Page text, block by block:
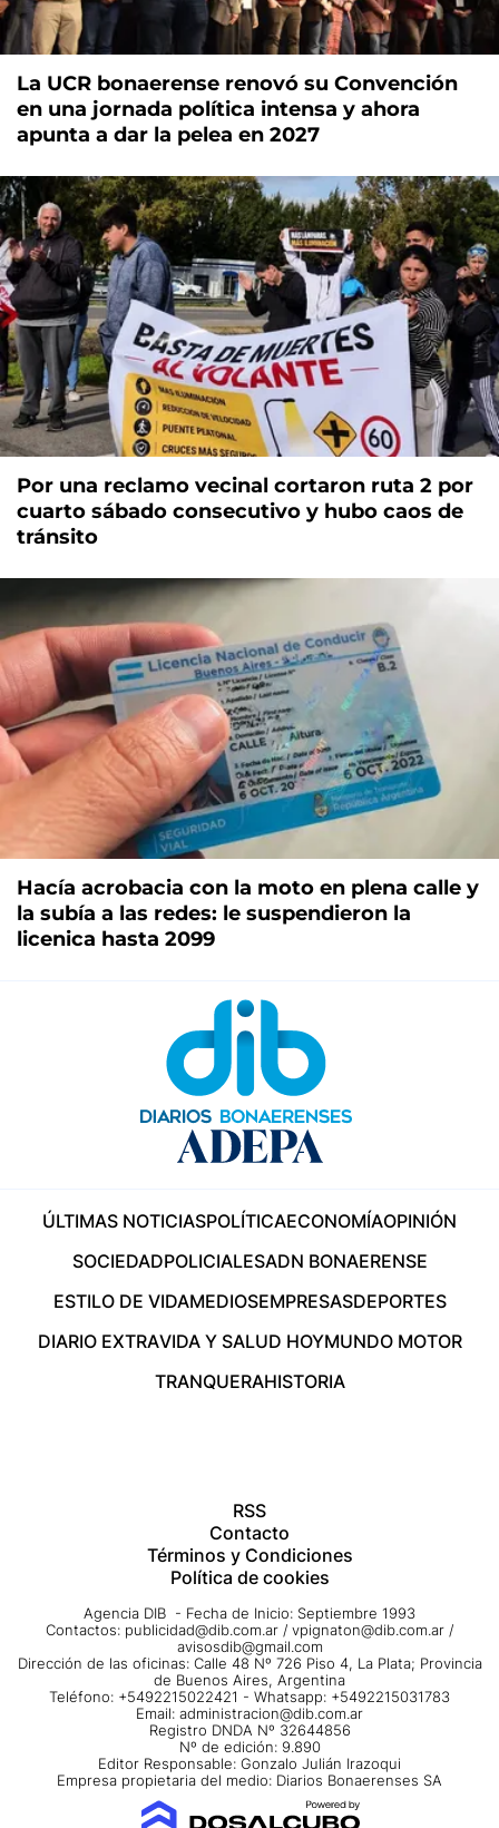
La UCR bonaerense renovó su Convención
en una jornada política intensa y ahora
apunta a dar la pelea en 2027
Por una reclamo vecinal cortaron ruta 2 por
cuarto sábado consecutivo y hubo caos de
tránsito
Hacía acrobacia con la moto en plena calle y
la subía a las redes: le suspendieron la
licenica hasta 2099
ÚLTIMAS NOTICIASPOLÍTICAECONOMÍAOPINIÓN
SOCIEDADPOLICIALESADN BONAERENSE
ESTILO DE VIDAMEDIOSEMPRESASDEPORTES
DIARIO EXTRAVIDA Y SALUD HOYMUNDO MOTOR
TRANQUERAHISTORIA
RSS
Contacto
Términos y Condiciones
Política de cookies
Agencia DIB - Fecha de Inicio: Septiembre 1993
Contactos: publicidad@dib.com.ar / vpignaton@dib.com.ar /
avisosdib@gmail.com
Dirección de las oficinas: Calle 48 Nº 726 Piso 4, La Plata; Provincia
de Buenos Aires, Argentina
Teléfono: +5492215022421 - Whatsapp: +5492215031783
Email: administracion@dib.com.ar
Registro DNDA Nº 32644856
Nº de edición: 9.890
Editor Responsable: Gonzalo Julián Irazoqui
Empresa propietaria del medio: Diarios Bonaerenses SA